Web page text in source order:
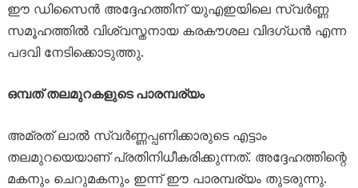
ഈ ഡിസൈൻ അദ്ദേഹത്തിന് യുഎഇയിലെ സ്വർണ്ണ
സമൂഹത്തിൽ വിശ്വസ്തനായ കരകൗശല വിദഗ്ധൻ എന്ന
പദവി നേടിക്കൊടുത്തു.
ഒമ്പത് തലമുറകളുടെ പാരമ്പര്യം
അമ്രത് ലാൽ സ്വർണ്ണപ്പണിക്കാരുടെ എട്ടാം
തലമുറയെയാണ് പ്രതിനിധീകരിക്കുന്നത്. അദ്ദേഹത്തിന്റെ
മകനും ചെറുമകനും ഇന്ന് ഈ പാരമ്പര്യം തുടരുന്നു.